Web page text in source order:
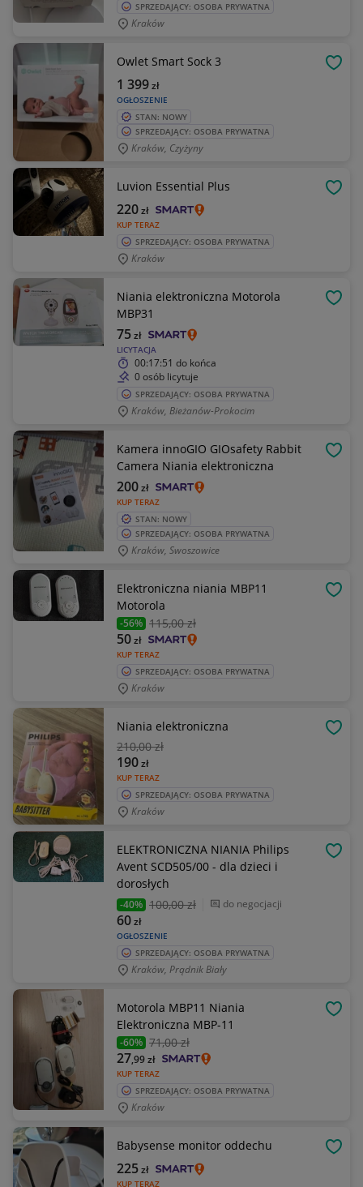
SPRZEDAJĄCY: OSOBA PRYWATNA
Kraków
Owlet Smart Sock 3
OGŁOSZENIE
1 399zł
STAN: NOWY
SPRZEDAJĄCY: OSOBA PRYWATNA
Kraków, Czyżyny
Luvion Essential Plus
KUP TERAZ
220zł
SPRZEDAJĄCY: OSOBA PRYWATNA
Kraków
Niania elektroniczna Motorola
MBP31
LICYTACJA
75zł
00:17:51 do końca
0 osób licytuje
SPRZEDAJĄCY: OSOBA PRYWATNA
Kraków, Bieżanów-Prokocim
Kamera innoGIO GIOsafety Rabbit
Camera Niania elektroniczna
KUP TERAZ
200zł
STAN: NOWY
SPRZEDAJĄCY: OSOBA PRYWATNA
Kraków, Swoszowice
Elektroniczna niania MBP11
Motorola
-56% 115,00 zł
KUP TERAZ
50zł
SPRZEDAJĄCY: OSOBA PRYWATNA
Kraków
Niania elektroniczna
210,00 zł
KUP TERAZ
190zł
SPRZEDAJĄCY: OSOBA PRYWATNA
Kraków
ELEKTRONICZNA NIANIA Philips
Avent SCD505/00 - dla dzieci i
dorosłych
-40% 100,00 zł do negocjacji
OGŁOSZENIE
60zł
SPRZEDAJĄCY: OSOBA PRYWATNA
Kraków, Prądnik Biały
Motorola MBP11 Niania
Elektroniczna MBP-11
-60% 71,00 zł
KUP TERAZ
27,99zł
SPRZEDAJĄCY: OSOBA PRYWATNA
Kraków
Babysense monitor oddechu
KUP TERAZ
225zł